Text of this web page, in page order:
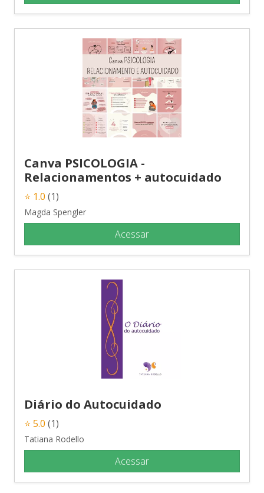
Canva PSICOLOGIA -
Relacionamentos + autocuidado
⭐ 1.0 (1)
Magda Spengler
Acessar
Diário do Autocuidado
⭐ 5.0 (1)
Tatiana Rodello
Acessar